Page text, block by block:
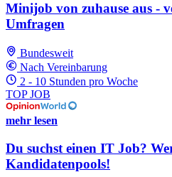
Minijob von zuhause aus -
Umfragen
Bundesweit
Nach Vereinbarung
2 - 10 Stunden pro Woche
TOP JOB
mehr lesen
Du suchst einen IT Job?
Kandidatenpools!